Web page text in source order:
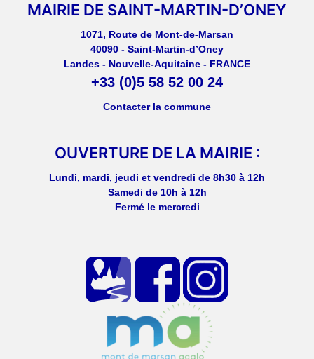
MAIRIE DE SAINT-MARTIN-D’ONEY
1071, Route de Mont-de-Marsan
40090 - Saint-Martin-d’Oney
Landes - Nouvelle-Aquitaine - FRANCE
+33 (0)5 58 52 00 24
Contacter la commune
OUVERTURE DE LA MAIRIE :
Lundi, mardi, jeudi et vendredi de 8h30 à 12h
Samedi de 10h à 12h
Fermé le mercredi